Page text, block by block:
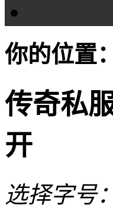
你的位置：
传奇私
开
选择字号：